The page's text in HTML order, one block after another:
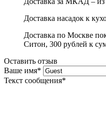
Доставка насадок к
Доставка по Москве
Ситон, 300 рублей к
Оставить отзыв
Ваше имя*
Текст сообщения*